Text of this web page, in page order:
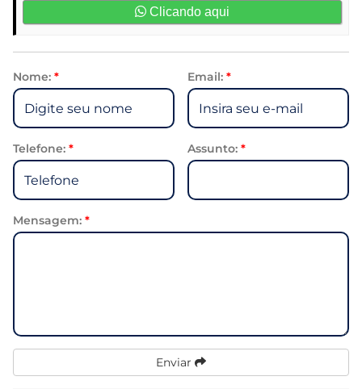
Clicando aqui
Nome: * Email: *
Telefone: * Assunto: *
Mensagem: *
Enviar